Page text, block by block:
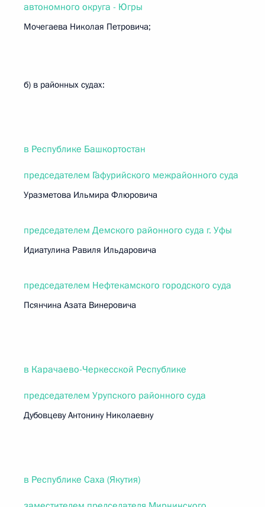
автономного округа - Югры
Мочегаева Николая Петровича;
б) в районных судах:
в Республике Башкортостан
председателем Гафурийского межрайонного суда
Уразметова Ильмира Флюровича
председателем Демского районного суда г. Уфы
Идиатулина Равиля Ильдаровича
председателем Нефтекамского городского суда
Псянчина Азата Винеровича
в Карачаево-Черкесской Республике
председателем Урупского районного суда
Дубовцеву Антонину Николаевну
в Республике Саха (Якутия)